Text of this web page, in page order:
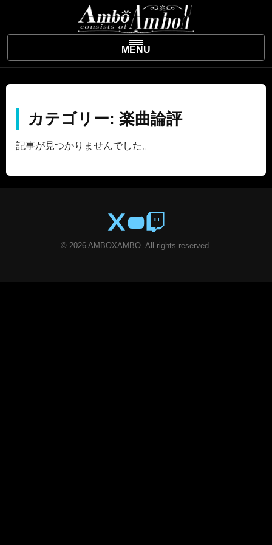
MENU
カテゴリー: 楽曲論評
記事が見つかりませんでした。
© 2026 AMBOXAMBO. All rights reserved.